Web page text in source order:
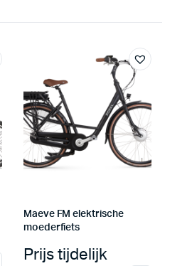
Maeve FM elektrische
moederfiets
Prijs tijdelijk